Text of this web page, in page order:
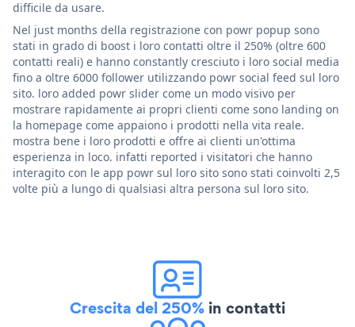
difficile da usare.
Nel just months della registrazione con powr popup sono
stati in grado di boost i loro contatti oltre il 250% (oltre 600
contatti reali) e hanno constantly cresciuto i loro social media
fino a oltre 6000 follower utilizzando powr social feed sul loro
sito. loro added powr slider come un modo visivo per
mostrare rapidamente ai propri clienti come sono landing on
la homepage come appaiono i prodotti nella vita reale.
mostra bene i loro prodotti e offre ai clienti un'ottima
esperienza in loco. infatti reported i visitatori che hanno
interagito con le app powr sul loro sito sono stati coinvolti 2,5
volte più a lungo di qualsiasi altra persona sul loro sito.
Crescita del 250% in contatti